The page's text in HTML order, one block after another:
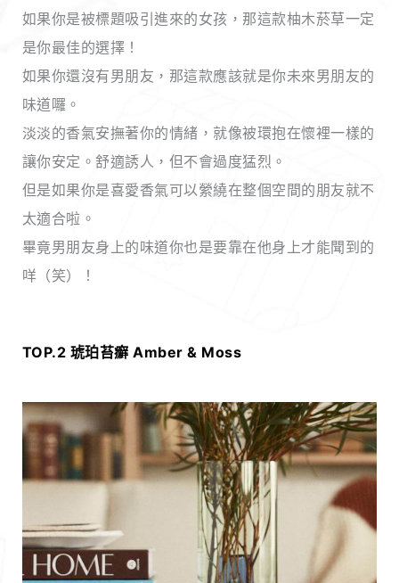
如果你是被標題吸引進來的女孩，那這款柚木菸草一定
是你最佳的選擇！
如果你還沒有男朋友，那這款應該就是你未來男朋友的
味道囉。
淡淡的香氣安撫著你的情緒，就像被環抱在懷裡一樣的
讓你安定。舒適誘人，但不會過度猛烈。
但是如果你是喜愛香氣可以縈繞在整個空間的朋友就不
太適合啦。
畢竟男朋友身上的味道你也是要靠在他身上才能聞到的
咩（笑）！
TOP.2 琥珀苔癬 Amber & Moss